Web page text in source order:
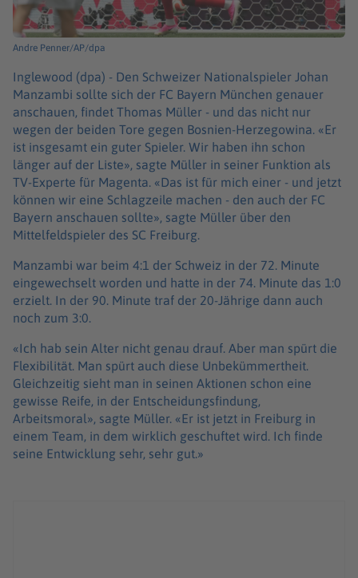
Andre Penner/AP/dpa
Inglewood (dpa) - Den Schweizer Nationalspieler Johan
Manzambi sollte sich der FC Bayern München genauer
anschauen, findet Thomas Müller - und das nicht nur
wegen der beiden Tore gegen Bosnien-Herzegowina. «Er
ist insgesamt ein guter Spieler. Wir haben ihn schon
länger auf der Liste», sagte Müller in seiner Funktion als
TV-Experte für Magenta. «Das ist für mich einer - und jetzt
können wir eine Schlagzeile machen - den auch der FC
Bayern anschauen sollte», sagte Müller über den
Mittelfeldspieler des SC Freiburg.
Manzambi war beim 4:1 der Schweiz in der 72. Minute
eingewechselt worden und hatte in der 74. Minute das 1:0
erzielt. In der 90. Minute traf der 20-Jährige dann auch
noch zum 3:0.
«Ich hab sein Alter nicht genau drauf. Aber man spürt die
Flexibilität. Man spürt auch diese Unbekümmertheit.
Gleichzeitig sieht man in seinen Aktionen schon eine
gewisse Reife, in der Entscheidungsfindung,
Arbeitsmoral», sagte Müller. «Er ist jetzt in Freiburg in
einem Team, in dem wirklich geschuftet wird. Ich finde
seine Entwicklung sehr, sehr gut.»